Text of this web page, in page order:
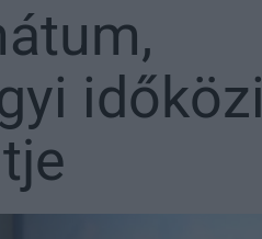
időközi